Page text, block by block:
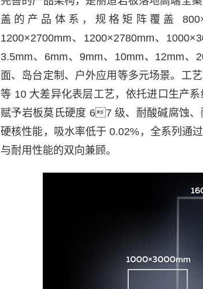
盖的产品体系，规格矩阵覆盖
1200×2700mm、1200×2780mm、
3.5mm、6mm、9mm、10mm、12mm
面、岛台定制、户外应用等多元场景。工
等 10 大差异化表层工艺，依托进口生产
赋予岩板莫氏硬度 67 级、耐酸碱腐蚀
硬核性能，吸水率低于 0.02%，全系列通
与耐用性能的双向兼顾。